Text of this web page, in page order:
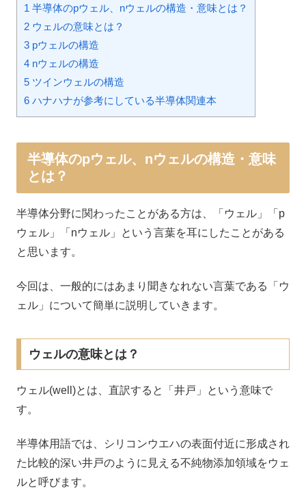
1 半導体のpウェル、nウェルの構造・意味とは？
2 ウェルの意味とは？
3 pウェルの構造
4 nウェルの構造
5 ツインウェルの構造
6 ハナハナが参考にしている半導体関連本
半導体のpウェル、nウェルの構造・意味
とは？
半導体分野に関わったことがある方は、「ウェル」「p
ウェル」「nウェル」という言葉を耳にしたことがある
と思います。
今回は、一般的にはあまり聞きなれない言葉である「ウ
ェル」について簡単に説明していきます。
ウェルの意味とは？
ウェル(well)とは、直訳すると「井戸」という意味で
す。
半導体用語では、シリコンウエハの表面付近に形成され
た比較的深い井戸のように見える不純物添加領域をウェ
ルと呼びます。